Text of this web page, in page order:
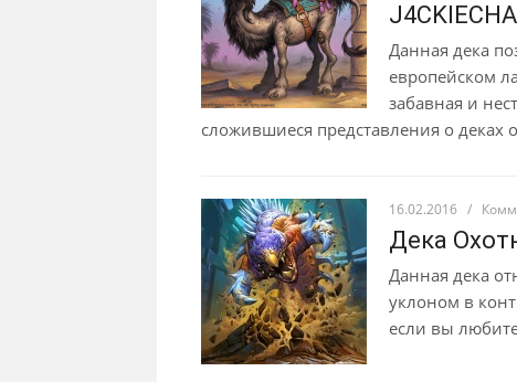
Данная дека
европейском
забавная и
сложившиеся представления о деках
16.02.2016 /
Дека
Данная дека
уклоном в
если вы